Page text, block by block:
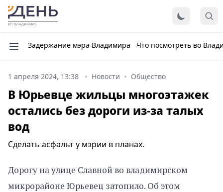
Задержание мэра Владимира Что посмотреть во
1 апреля 2024, 13:38 Новости Общество
В Юрьевце жильцы многоэтажек
остались без дороги из-за талых
вод
Сделать асфальт у мэрии в планах.
Дорогу на улице Славной во владимирском
микрорайоне Юрьевец затопило. Об этом